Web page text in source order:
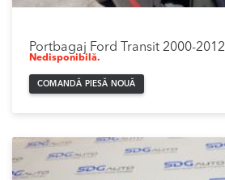
Portbagaj Ford Transit 2000-2012
Nedisponibilă.
COMANDĂ PIESĂ NOUĂ